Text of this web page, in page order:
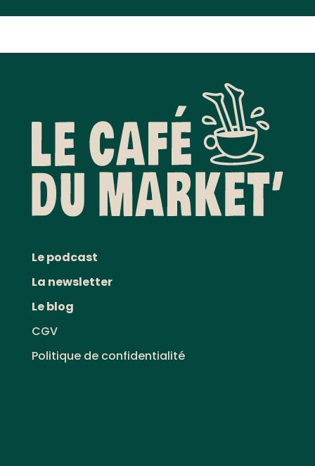
Le podcast
La newsletter
Le blog
CGV
Politique de confidentialité